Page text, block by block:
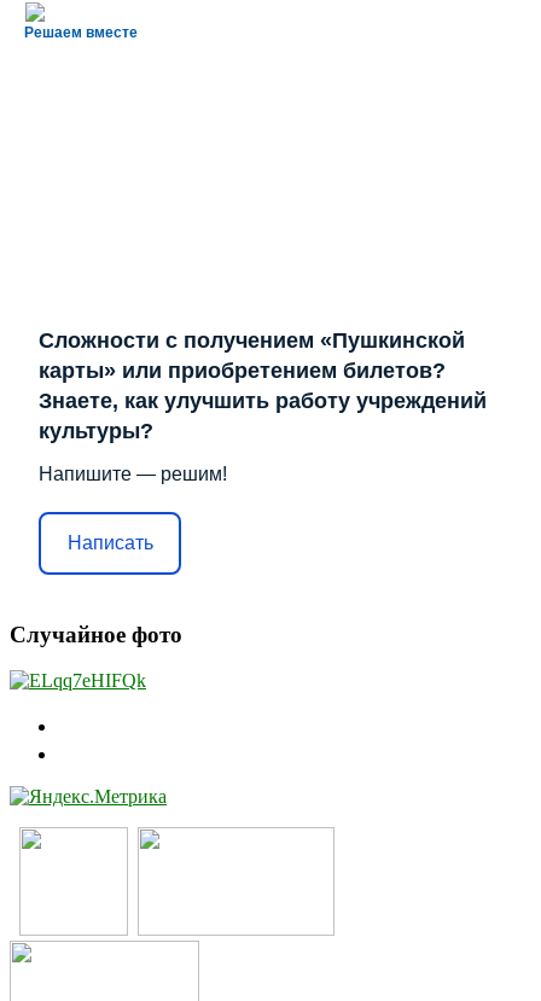
Решаем вместе
Сложности с получением «Пушкинской
карты» или приобретением билетов?
Знаете, как улучшить работу учреждений
культуры?
Напишите — решим!
Написать
Случайное фото